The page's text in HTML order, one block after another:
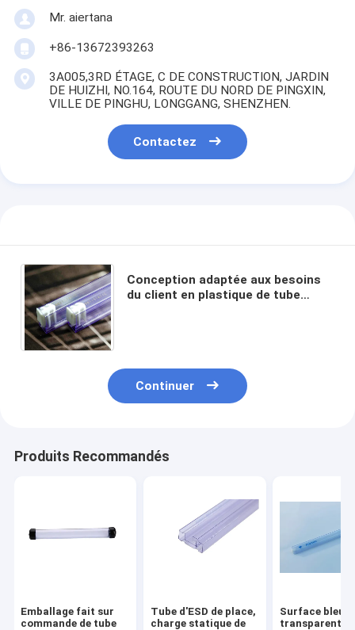
Mr. aiertana
+86-13672393263
3A005,3RD ÉTAGE, C DE CONSTRUCTION, JARDIN
DE HUIZHI, NO.164, ROUTE DU NORD DE PINGXIN,
VILLE DE PINGHU, LONGGANG, SHENZHEN.
Contactez
Conception adaptée aux besoins
du client en plastique de tube
Continuer
Produits Recommandés
Emballage fait sur
commande de tube
Tube d'ESD de place,
charge statique de
Surface bleue
transparente